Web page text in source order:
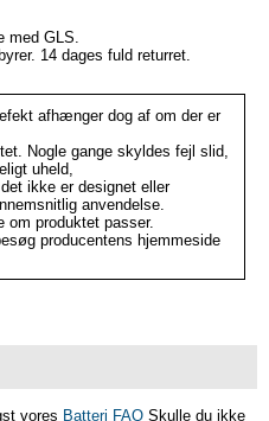
med GLS.
14 dages fuld returret.
afhænger dog af om der er
Nogle gange skyldes fejl slid,
uheld,
ikke er designet eller
anvendelse.
om produktet passer.
producentens hjemmeside
vores Batteri FAQ Skulle du ikke